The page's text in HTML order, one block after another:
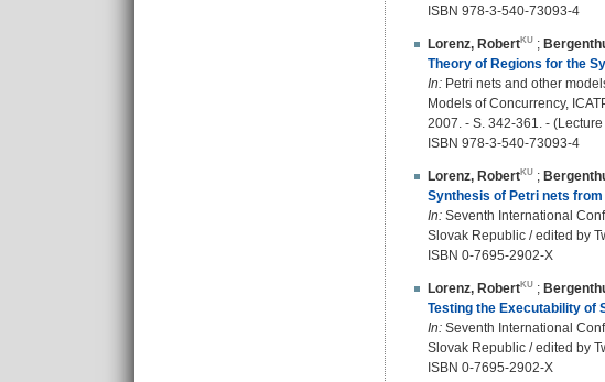
ISBN 978-3-540-73093-4
Lorenz, Robert ;
Theory of Regions for the
In: Petri nets and other
Models of Concurrency,
2007. - S. 342-361. -
ISBN 978-3-540-73093-4
Lorenz, Robert ;
Synthesis of Petri nets
In: Seventh International
Slovak Republic / edited by
ISBN 0-7695-2902-X
Lorenz, Robert ;
Testing the Executability of
In: Seventh International
Slovak Republic / edited by
ISBN 0-7695-2902-X